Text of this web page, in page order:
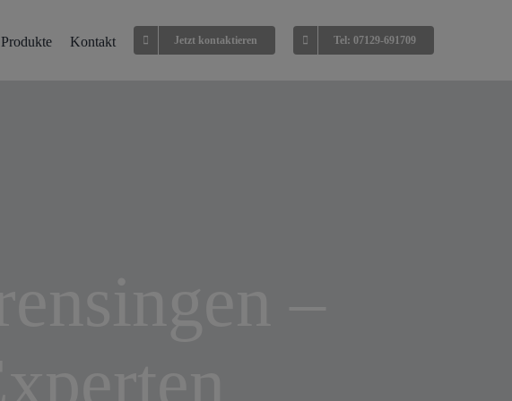
Produkte Kontakt Jetzt kontaktieren Tel: 07129-691709